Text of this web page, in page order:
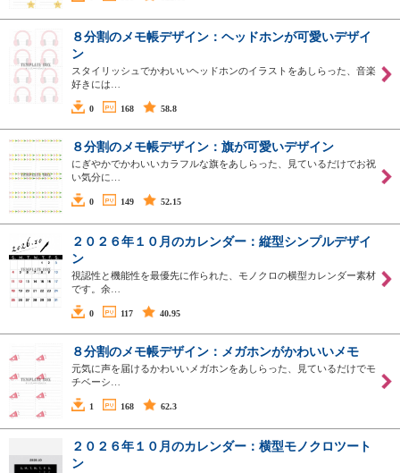
８分割のメモ帳デザイン：ヘッドホンが可愛いデザイ
ン
スタイリッシュでかわいいヘッドホンのイラストをあしらった、音楽
好きには…
0 168 58.8
８分割のメモ帳デザイン：旗が可愛いデザイン
にぎやかでかわいいカラフルな旗をあしらった、見ているだけでお祝
い気分に…
0 149 52.15
２０２６年１０月のカレンダー：縦型シンプルデザイ
ン
視認性と機能性を最優先に作られた、モノクロの横型カレンダー素材
です。余…
0 117 40.95
８分割のメモ帳デザイン：メガホンがかわいいメモ
元気に声を届けるかわいいメガホンをあしらった、見ているだけでモ
チベーシ…
1 168 62.3
２０２６年１０月のカレンダー：横型モノクロツート
ン